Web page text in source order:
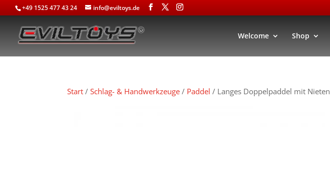
+49 1525 477 43 24 info@eviltoys.de
Welcome Shop
Start /Schlag- & Handwerkzeuge / Paddel / Langes Doppelpaddel mit Nieten